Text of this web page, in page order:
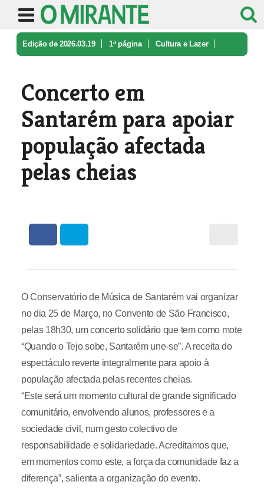
Edição de 2026.03.19 1ª página Cultura e Lazer
Concerto em
Santarém para apoiar
população afectada
pelas cheias
O Conservatório de Música de Santarém vai organizar
no dia 25 de Março, no Convento de São Francisco,
pelas 18h30, um concerto solidário que tem como mote
“Quando o Tejo sobe, Santarém une-se”. A receita do
espectáculo reverte integralmente para apoio à
população afectada pelas recentes cheias.
“Este será um momento cultural de grande significado
comunitário, envolvendo alunos, professores e a
sociedade civil, num gesto colectivo de
responsabilidade e solidariedade. Acreditamos que,
em momentos como este, a força da comunidade faz a
diferença”, salienta a organização do evento.